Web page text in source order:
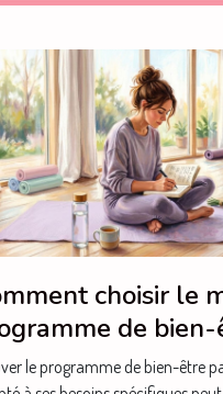
choisir le
de bien-
besoins
le programme de bien-être